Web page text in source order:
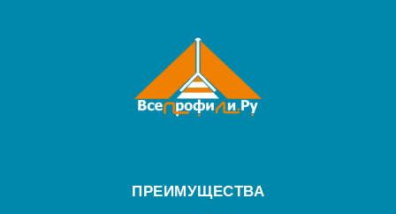
ПРЕИМУЩЕСТВА